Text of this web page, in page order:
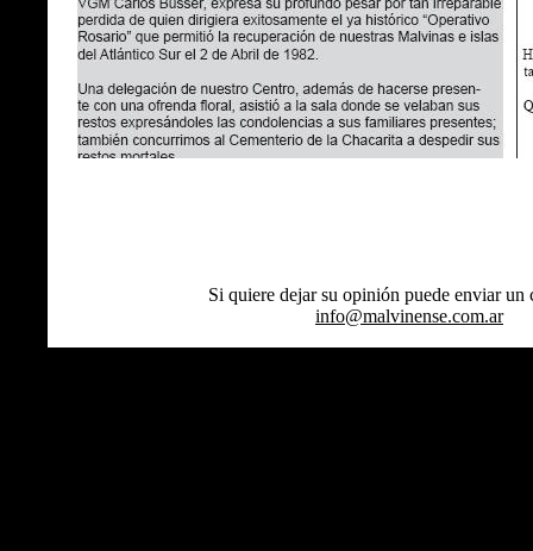
Si quiere dejar su opinión puede enviar un
info@malvinense.com.ar